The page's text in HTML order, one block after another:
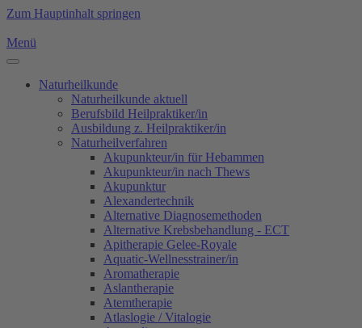
Zum Hauptinhalt springen
Menü
Naturheilkunde
Naturheilkunde aktuell
Berufsbild Heilpraktiker/in
Ausbildung z. Heilpraktiker/in
Naturheilverfahren
Akupunkteur/in für Hebammen
Akupunkteur/in nach Thews
Akupunktur
Alexandertechnik
Alternative Diagnosemethoden
Alternative Krebsbehandlung - ECT
Apitherapie Gelee-Royale
Aquatic-Wellnesstrainer/in
Aromatherapie
Aslantherapie
Atemtherapie
Atlaslogie / Vitalogie